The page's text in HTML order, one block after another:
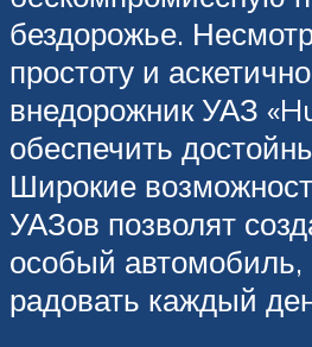
бездорожье.
простоту и
внедорожник УАЗ
обеспечить
Широкие
УАЗов позволят
особый автомобиль,
радовать каждый